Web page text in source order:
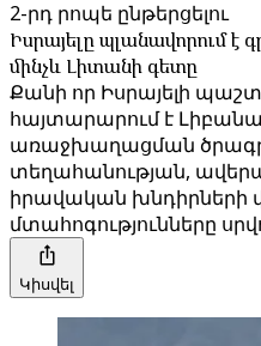
2-րդ րոպե ընթերցելու
Իսրայելը պլանավորում է
մինչև Լիտանի գետը
Քանի որ Իսրայելի
հայտարարում է
առաջխաղացման
տեղահանության,
իրավական խնդիրների
մտահոգությունները
Կիսվել